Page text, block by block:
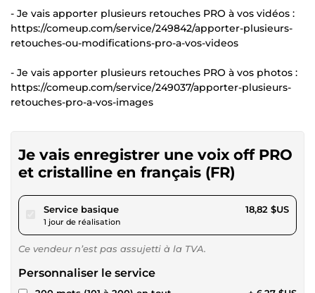
- Je vais apporter plusieurs retouches PRO à vos vidéos :
https://comeup.com/service/249842/apporter-plusieurs-
retouches-ou-modifications-pro-a-vos-videos
- Je vais apporter plusieurs retouches PRO à vos photos :
https://comeup.com/service/249037/apporter-plusieurs-
retouches-pro-a-vos-images
Je vais enregistrer une voix off PRO
et cristalline en français (FR)
Service basiquepour 17,34 $US
1 jour de réalisation
18,82 $US
Ce vendeur n’est pas assujetti à la TVA.
Personnaliser le service